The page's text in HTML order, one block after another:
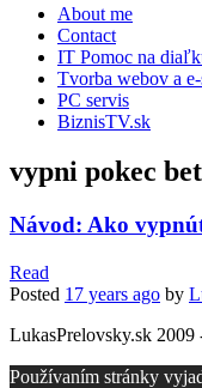
Skip
content
About me
Contact
IT Pomoc na
Tvorba webov a
PC servis
BiznisTV.sk
vypni pokec
Návod: Ako
Read
Posted 17 years ago by
LukasPrelovsky.sk
Používaním stránky